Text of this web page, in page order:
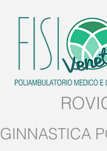
Tel:
Mobile:
GINNASTICA